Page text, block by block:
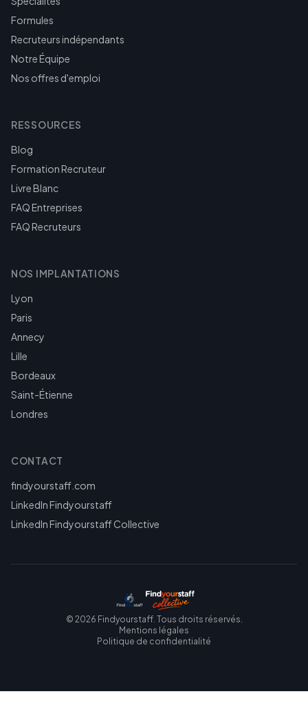
Formules
Recruteurs indépendants
Notre Équipe
Nos offres d'emploi
RESSOURCES
Blog
Formation Recruteur
Livre Blanc
FAQ Entreprises
FAQ Recruteurs
NOS IMPLANTATIONS
Lyon
Paris
Annecy
Lille
Bordeaux
Saint-Étienne
Londres
CONTACT
findyourstaff.com
LinkedIn Findyourstaff
LinkedIn Findyourstaff Collective
© 2026 Findyourstaff. Tous droits réservés.
Mentions légales
Politique de confidentialité